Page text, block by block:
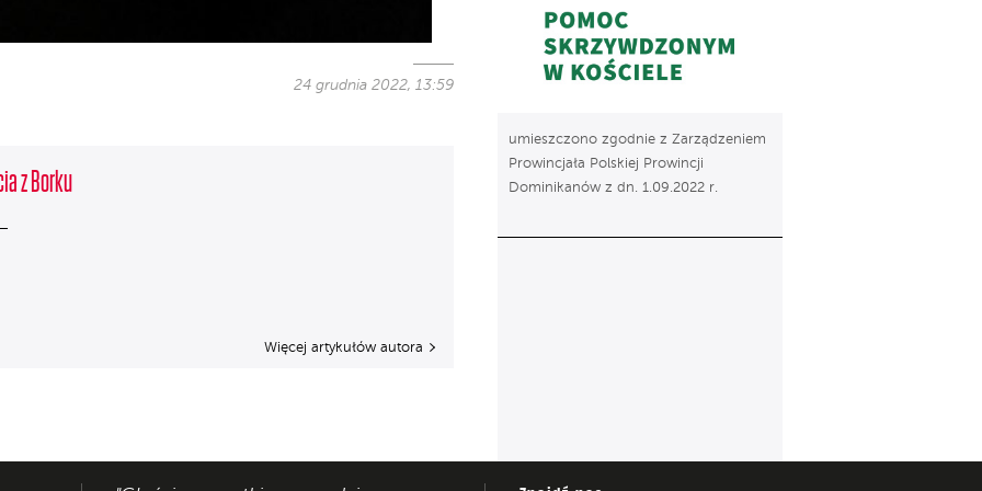
24 grudnia 2022, 13:59
z Borku
Więcej artykułów autora
umieszczono zgodnie z Zarządzeniem
Prowincjała Polskiej Prowincji
Dominikanów z dn. 1.09.2022 r.